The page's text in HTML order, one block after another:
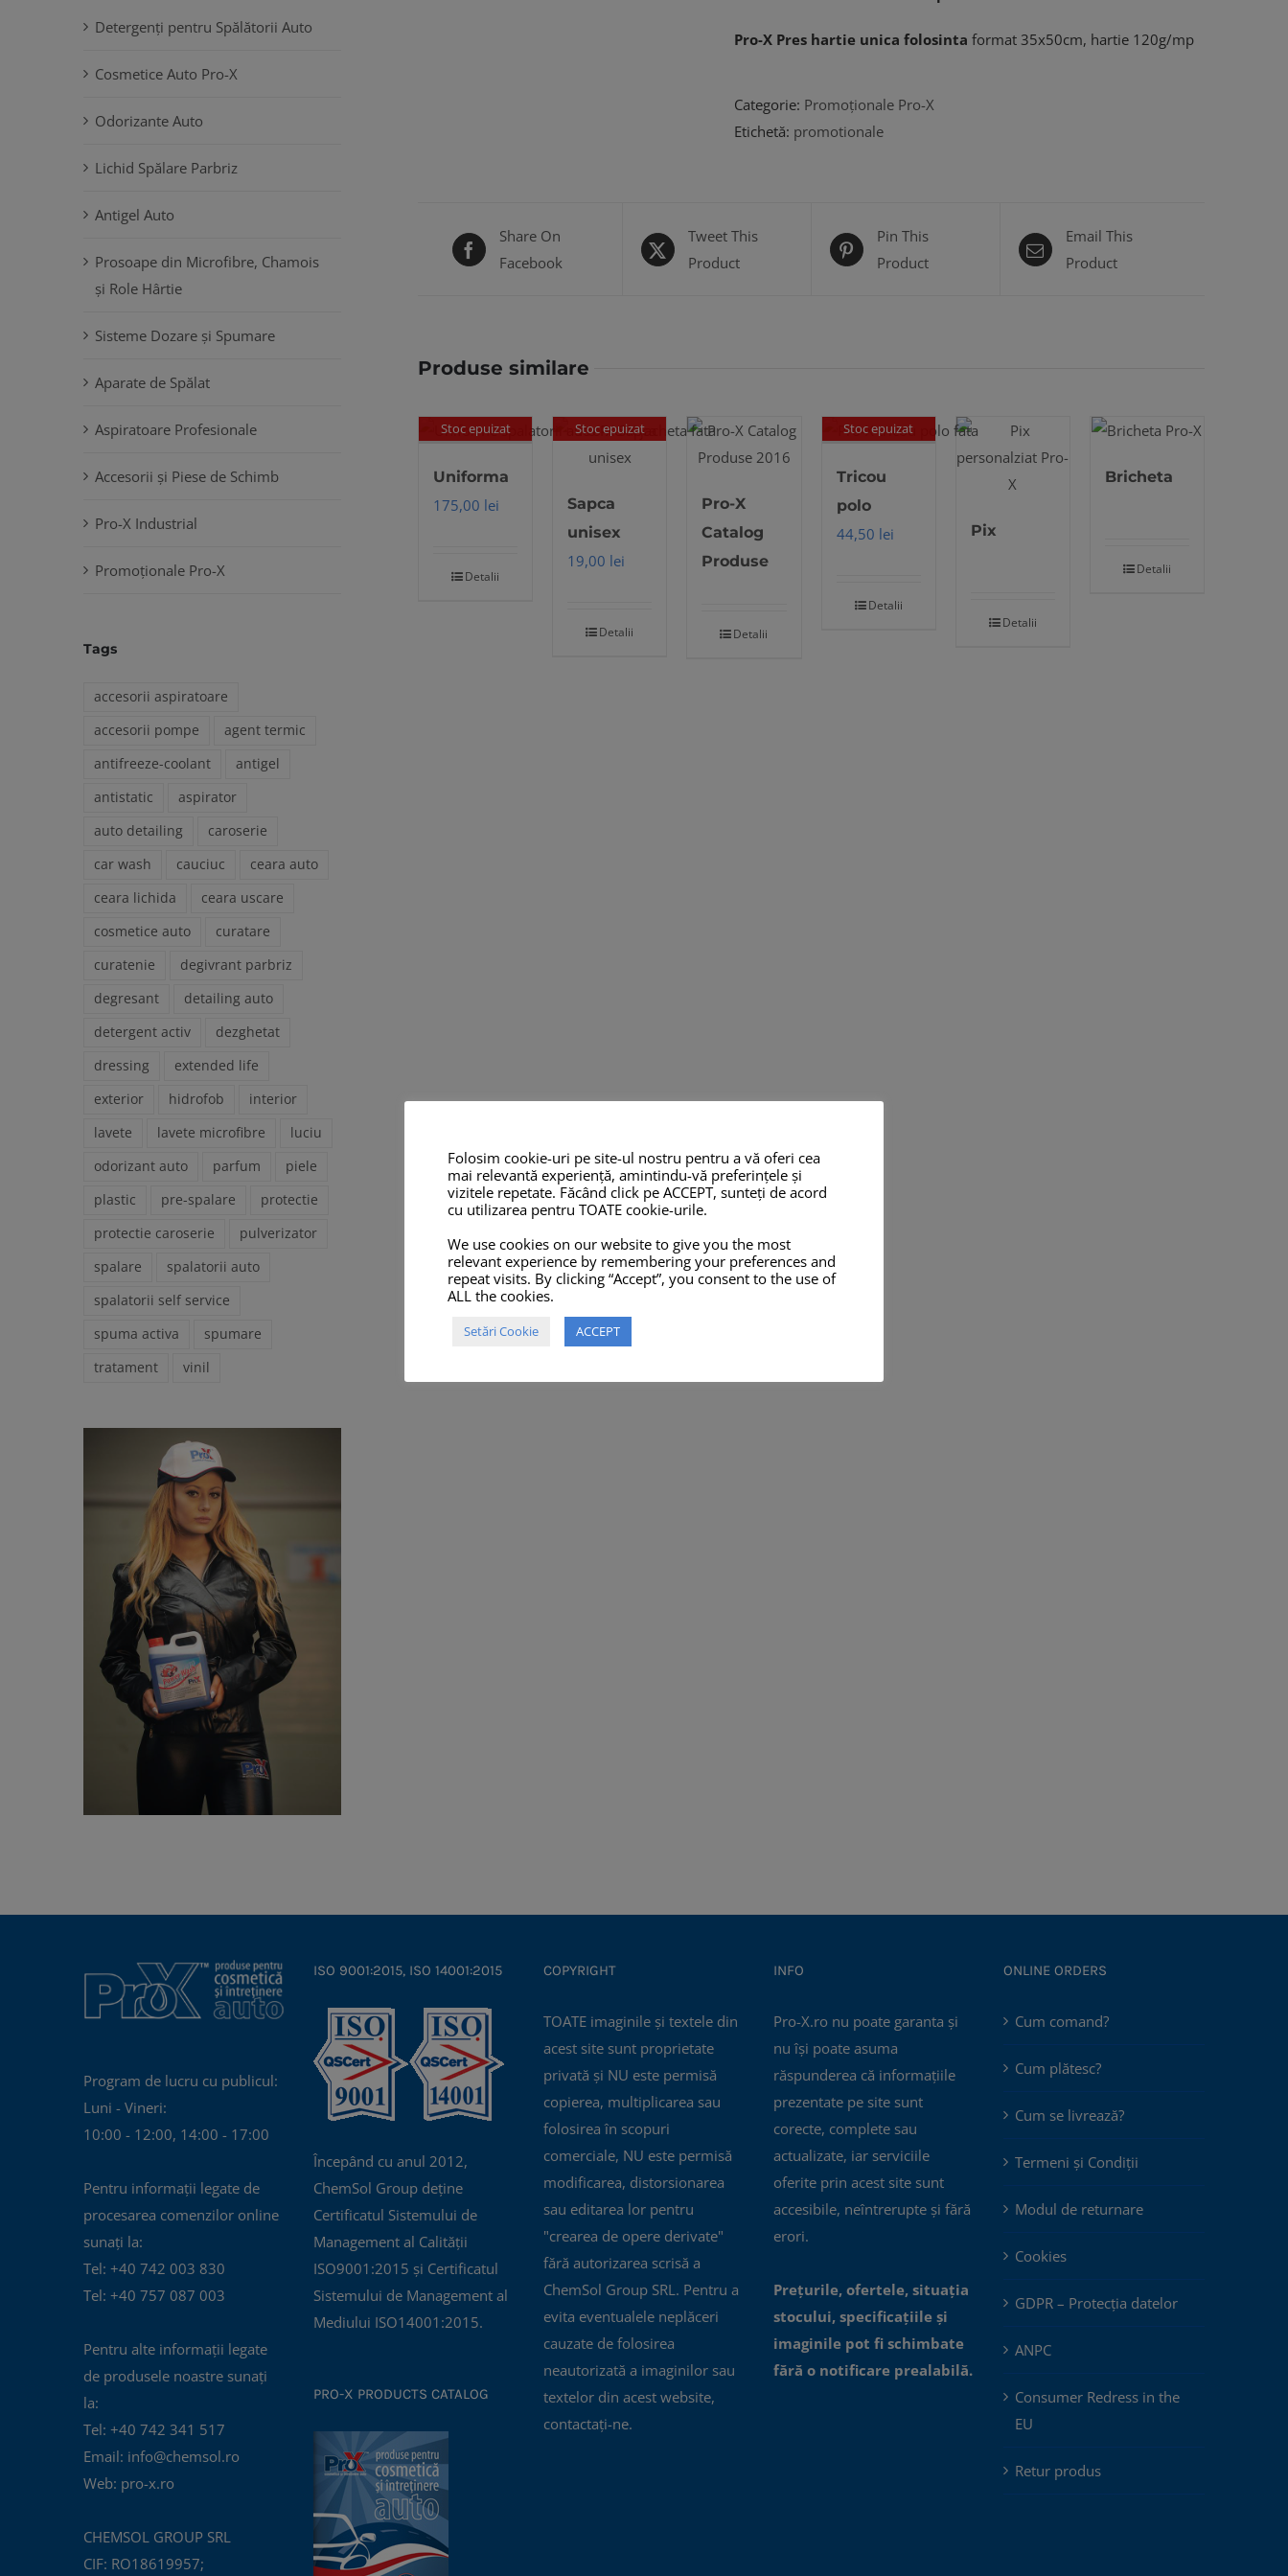
Pro-X Pres hartie unica folosintaformat 35x50cm, hartie 120g/mp
Categorie: Promoționale Pro-X
Etichetă: promotionale
Share On
Facebook
Tweet This
Product
Pin This
Product
Email This
Product
Produse similare
Stoc epuizat
Uniforma
175,00 lei
Detalii
Stoc epuizat
Sapca
unisex
19,00 lei
Detalii
Pro-X
Catalog
Produse
Detalii
Stoc epuizat
Tricou
polo
44,50 lei
Detalii
Pix
Detalii
Bricheta
Detalii
Detergenți pentru Spălătorii Auto
Cosmetice Auto Pro-X
Odorizante Auto
Lichid Spălare Parbriz
Antigel Auto
Prosoape din Microfibre, Chamois
și Role Hârtie
Sisteme Dozare și Spumare
Aparate de Spălat
Aspiratoare Profesionale
Accesorii și Piese de Schimb
Pro-X Industrial
Promoționale Pro-X
Tags
accesorii aspiratoare
accesorii pompe
agent termic
antifreeze-coolant
antigel
antistatic
aspirator
auto detailing
caroserie
car wash
cauciuc
ceara auto
ceara lichida
ceara uscare
cosmetice auto
curatare
curatenie
degivrant parbriz
degresant
detailing auto
detergent activ
dezghetat
dressing
extended life
exterior
hidrofob
interior
lavete
lavete microfibre
luciu
odorizant auto
parfum
piele
plastic
pre-spalare
protectie
protectie caroserie
pulverizator
spalare
spalatorii auto
spalatorii self service
spuma activa
spumare
tratament
vinil
Program de lucru cu publicul:
Luni - Vineri:
10:00 - 12:00, 14:00 - 17:00
Pentru informații legate de
procesarea comenzilor online
sunați la:
Tel: +40 742 003 830
Tel: +40 757 087 003
Pentru alte informații legate
de produsele noastre sunați
la:
Tel: +40 742 341 517
Email: info@chemsol.ro
Web: pro-x.ro
CHEMSOL GROUP SRL
CIF: RO18619957;
ISO 9001:2015, ISO 14001:2015
Începând cu anul 2012,
ChemSol Group deține
Certificatul Sistemului de
Management al Calității
ISO9001:2015 și Certificatul
Sistemului de Management al
Mediului ISO14001:2015.
PRO-X PRODUCTS CATALOG
COPYRIGHT
TOATE imaginile și textele din
acest site sunt proprietate
privată și NU este permisă
copierea, multiplicarea sau
folosirea în scopuri
comerciale, NU este permisă
modificarea, distorsionarea
sau editarea lor pentru
"crearea de opere derivate"
fără autorizarea scrisă a
ChemSol Group SRL. Pentru a
evita eventualele neplăceri
cauzate de folosirea
neautorizată a imaginilor sau
textelor din acest website,
contactați-ne.
INFO
Pro-X.ro nu poate garanta și
nu își poate asuma
răspunderea că informațiile
prezentate pe site sunt
corecte, complete sau
actualizate, iar serviciile
oferite prin acest site sunt
accesibile, neîntrerupte și fără
erori.
Prețurile, ofertele, situația
stocului, specificațiile și
imaginile pot fi schimbate
fără o notificare prealabilă.
ONLINE ORDERS
Cum comand?
Cum plătesc?
Cum se livrează?
Termeni și Condiții
Modul de returnare
Cookies
GDPR – Protecția datelor
ANPC
Consumer Redress in the
EU
Retur produs
Folosim cookie-uri pe site-ul nostru pentru a vă oferi cea
mai relevantă experiență, amintindu-vă preferințele și
vizitele repetate. Făcând click pe ACCEPT, sunteți de acord
cu utilizarea pentru TOATE cookie-urile.
We use cookies on our website to give you the most
relevant experience by remembering your preferences and
repeat visits. By clicking “Accept”, you consent to the use of
ALL the cookies.
Setări Cookie ACCEPT